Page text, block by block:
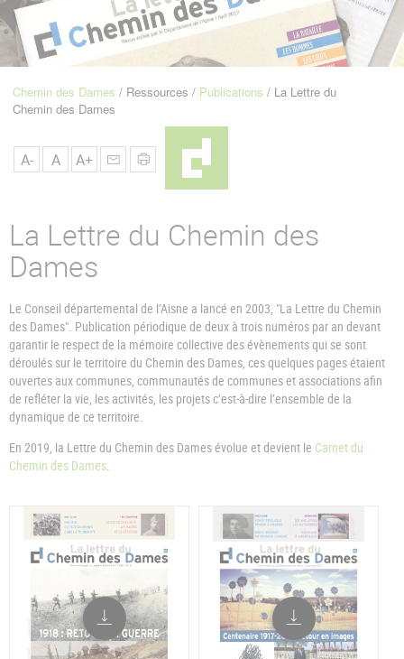
Navigation
Fil
Chemin des Dames Ressources Publications La Lettre du
Chemin des Dames
A- A A+
La Lettre du Chemin des
Dames
Le Conseil départemental de l’Aisne a lancé en 2003, "La Lettre du Chemin
des Dames". Publication périodique de deux à trois numéros par an devant
garantir le respect de la mémoire collective des évènements qui se sont
déroulés sur le territoire du Chemin des Dames, ces quelques pages étaient
ouvertes aux communes, communautés de communes et associations afin
de refléter la vie, les activités, les projets c’est-à-dire l’ensemble de la
dynamique de ce territoire.
En 2019, la Lettre du Chemin des Dames évolue et devient le Carnet du
Chemin des Dames.